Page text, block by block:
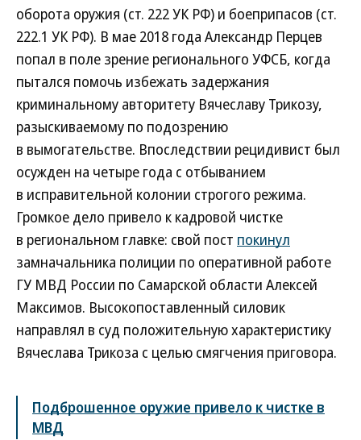
оборота оружия (ст. 222 УК РФ) и боеприпасов (ст.
222.1 УК РФ). В мае 2018 года Александр Перцев
попал в поле зрение регионального УФСБ, когда
пытался помочь избежать задержания
криминальному авторитету Вячеславу Трикозу,
разыскиваемому по подозрению
в вымогательстве. Впоследствии рецидивист был
осужден на четыре года с отбыванием
в исправительной колонии строгого режима.
Громкое дело привело к кадровой чистке
в региональном главке: свой пост покинул
замначальника полиции по оперативной работе
ГУ МВД России по Самарской области Алексей
Максимов. Высокопоставленный силовик
направлял в суд положительную характеристику
Вячеслава Трикоза с целью смягчения приговора.
Подброшенное оружие привело к чистке в
МВД